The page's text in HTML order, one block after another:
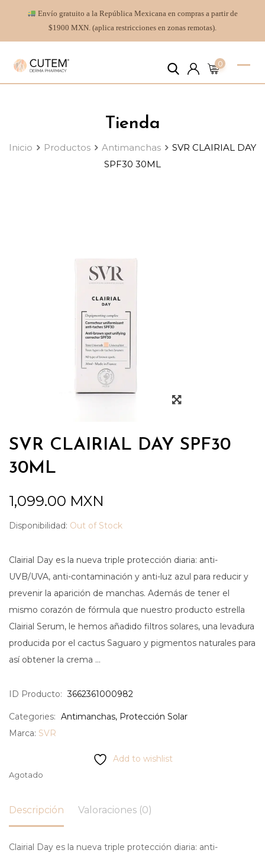
Envío gratuito a la República Mexicana en compras a partir de
$1900 MXN. (aplica restricciones en zonas remotas).
0
Tienda
Inicio Productos Antimanchas
SVR CLAIRIAL DAY
SPF30 30ML
SVR CLAIRIAL DAY SPF30
30ML
1,099.00 MXN
Disponibilidad: Out of Stock
Clairial Day es la nueva triple protección diaria: anti-
UVB/UVA, anti-contaminación y anti-luz azul para reducir y
prevenir la aparición de manchas. Además de tener el
mismo corazón de fórmula que nuestro producto estrella
Clairial Serum, le hemos añadido filtros solares, una levadura
producida por el cactus Saguaro y pigmentos naturales para
así obtener la crema …
ID Producto: 3662361000982
Categories: Antimanchas, Protección Solar
Marca: SVR
Add to wishlist
Agotado
Descripción Valoraciones (0)
Clairial Day es la nueva triple protección diaria: anti-